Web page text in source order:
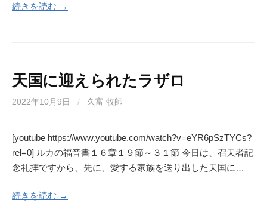
続きを読む →
天国に迎えられたラザロ
2022年10月9日 / 久富 牧師
[youtube https://www.youtube.com/watch?v=eYR6pSzTYCs?
rel=0] ルカの福音書１６章１９節～３１節 今日は、召天者記
念礼拝ですから、先に、愛する家族を送り出した天国に…
続きを読む →